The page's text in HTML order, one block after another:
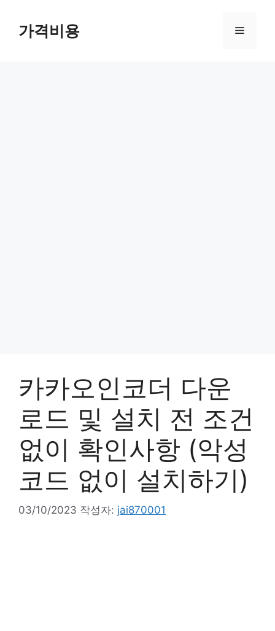
가격비용 메
카카오인코더 다운
로드 및 설치 전 조건
없이 확인사항 (악성
코드 없이 설치하기)
03/10/2023 작성자: jai870001